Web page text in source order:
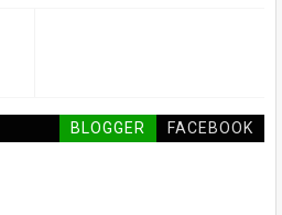
BLOGGER FACEBOOK